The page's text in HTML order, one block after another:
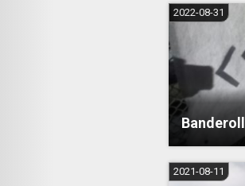
2022-08-31
2021-08-11